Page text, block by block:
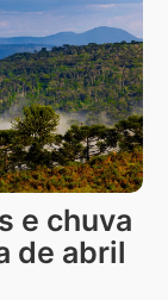
e chuva
de abril